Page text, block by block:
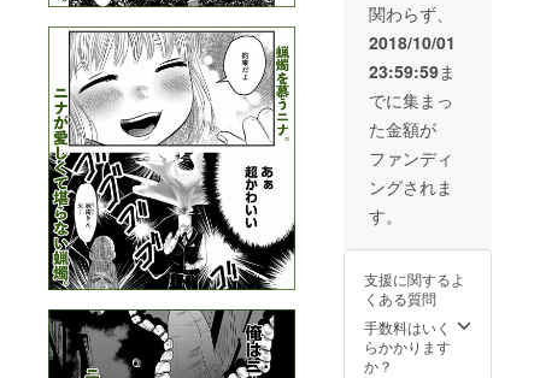
りま
す。ク
ポスト
にて発
です。
単行本
までに
ように
発送予
定です
が、制
作の進
行状況
ト描き
下ろし
クター
アイコ
ンデー
タ
（Twitte
rやLINE
など利
収録公
式同人
誌 ☆(1)
クレ
ジット
用のお
礼イラ
スト
データ
(JPEG
・全
コース
皆さま
共通で
す) (5)
サイン
(紙)1冊
向オリ
ジナル
全作品
対象
関わらず、
2018/10/01
23:59:59ま
でに集まっ
た金額が
ファンディ
ングされま
す。
支援に関するよ
くある質問
手数料はいく
らかかります
か？